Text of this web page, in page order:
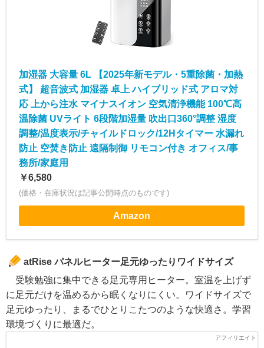
加湿器 大容量 6L 【2025年新モデル・5重除菌・加熱
式】 超音波式 加湿器 卓上 ハイブリッド式 アロマ対
応 上から注水 マイナスイオン 空気清浄機能 100℃高
温除菌 UVライト 6段階加湿量 吹出口360°調整 湿度
調整/温度表示/チャイルドロック/12Hタイマー 水漏れ
防止 空焚き防止 遠隔制御 リモコン付き オフィス/事
務所/家庭用
￥6,580
(価格・在庫状況は記事公開時点のものです)
Amazon
atRise パネルヒーター足元ゆったりワイドサイズ
受験勉強に集中できる足元専用ヒーター。室温を上げず
に足元だけを温めるから眠くなりにくい。ワイドサイズで
足元ゆったり、まるでひとりこたつのような快適さ。学習
環境づくりに最適だ。